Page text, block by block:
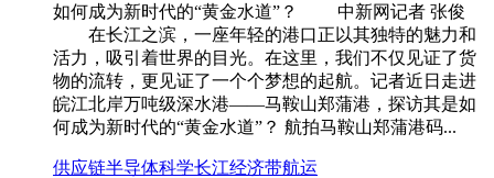
如何成为新时代的“黄金水道”？ 中新网记者 张俊
在长江之滨，一座年轻的港口正以其独特的魅力和
活力，吸引着世界的目光。在这里，我们不仅见证了货
物的流转，更见证了一个个梦想的起航。记者近日走进
皖江北岸万吨级深水港——马鞍山郑蒲港，探访其是如
何成为新时代的“黄金水道”？ 航拍马鞍山郑蒲港码...
供应链半导体科学长江经济带航运